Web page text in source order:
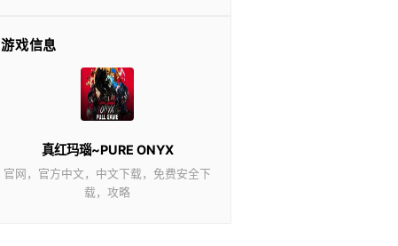
游戏信息
真红玛瑙~PURE ONYX
官网，官方中文，中文下载，免费安全下
载，攻略